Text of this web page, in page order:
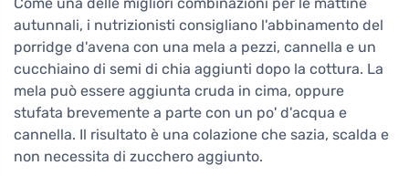
Come una delle migliori combinazioni per le mattine
autunnali, i nutrizionisti consigliano l'abbinamento del
porridge d'avena con una mela a pezzi, cannella e un
cucchiaino di semi di chia aggiunti dopo la cottura. La
mela può essere aggiunta cruda in cima, oppure
stufata brevemente a parte con un po' d'acqua e
cannella. Il risultato è una colazione che sazia, scalda e
non necessita di zucchero aggiunto.